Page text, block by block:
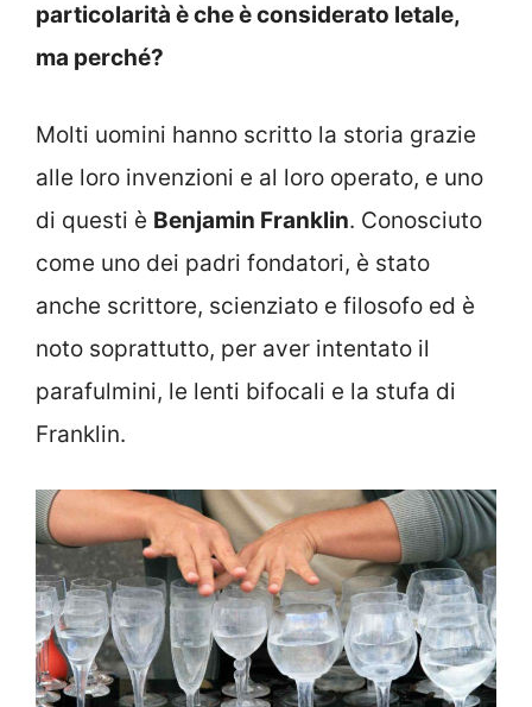
particolarità è che è considerato letale,
ma perché?
Molti uomini hanno scritto la storia grazie
alle loro invenzioni e al loro operato, e uno
di questi è Benjamin Franklin. Conosciuto
come uno dei padri fondatori, è stato
anche scrittore, scienziato e filosofo ed è
noto soprattutto, per aver intentato il
parafulmini, le lenti bifocali e la stufa di
Franklin.